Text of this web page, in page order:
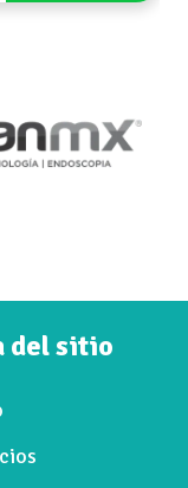
del sitio